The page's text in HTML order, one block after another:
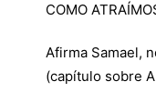
COMO
Afirma Samael,
(capítulo sobre